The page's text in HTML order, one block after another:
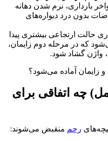
نرم شدن دهانه
بدون درد دیواره‌های
ارتجاعی بیشتری پیدا
در مرحله دوم زایمان،
گشاد شود.
اتفاقی برای
رحم منقبض می‌شوند: